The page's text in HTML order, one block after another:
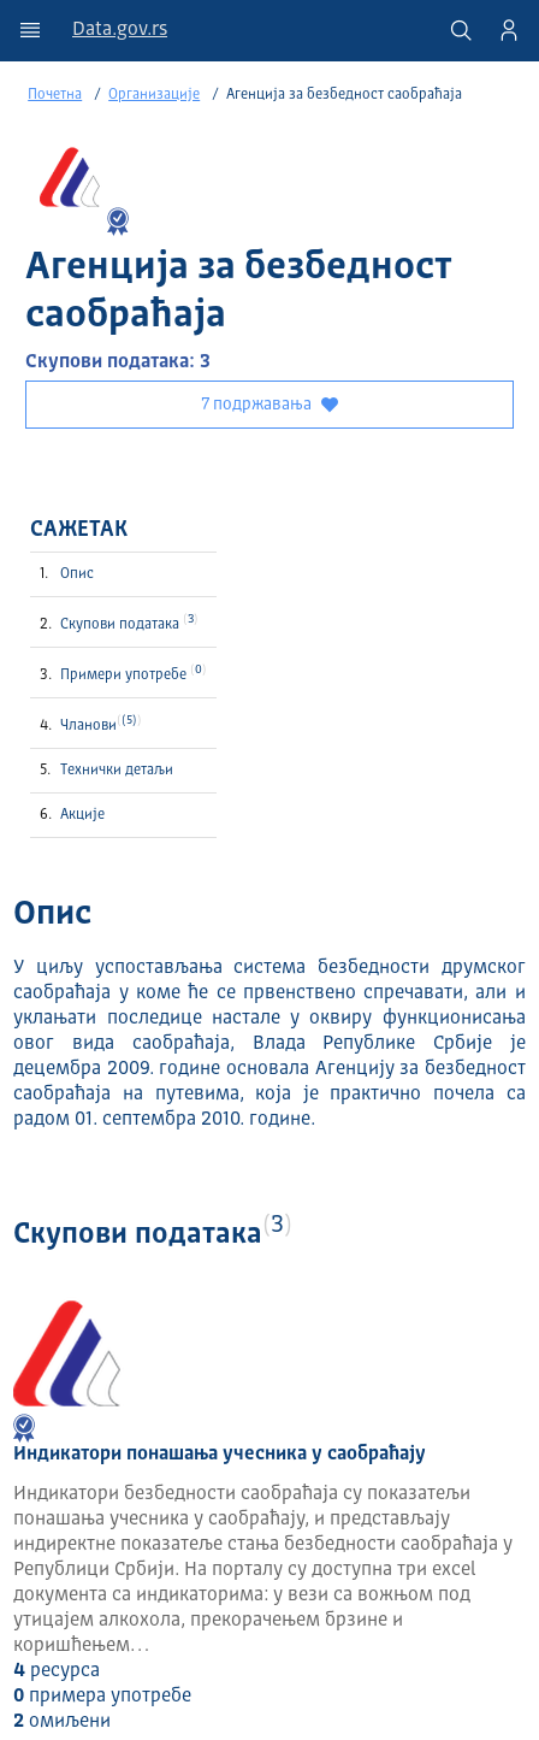
Data.gov.rs
Почетна Организације Агенција за безбедност саобраћаја
Агенција за безбедност
саобраћаја
Скупови података: 3
7 подржавања
САЖЕТАК
Опис
Скупови података 3
Примери употребе 0
Чланови (5)
Технички детаљи
Акције
Опис
У циљу успостављања система безбедности друмског
саобраћаја у коме ће се првенствено спречавати, али и
уклањати последице настале у оквиру функционисања
овог вида саобраћаја, Влада Републике Србије је
децембра 2009. године основала Агенцију за безбедност
саобраћаја на путевима, која је практично почела са
радом 01. септембра 2010. године.
Скупови података 3
Индикатори понашања учесника у саобраћају
Индикатори безбедности саобраћаја су показатељи
понашања учесника у саобраћају, и представљају
индиректне показатеље стања безбедности саобраћаја у
Републици Србији. На порталу су доступна три excel
документа са индикаторима: у вези са вожњом под
утицајем алкохола, прекорачењем брзине и
коришћењем…
4 ресурса
0 примера употребе
2 омиљени